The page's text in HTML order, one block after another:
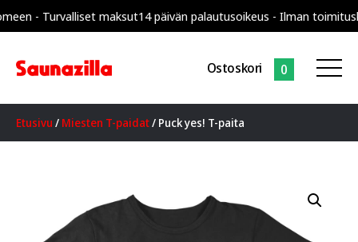
- Turvalliset maksut14 päivän palautusoikeus - Ilman
Ostoskori 0
Etusivu / Miesten T-paidat/ Puck yes! T-paita